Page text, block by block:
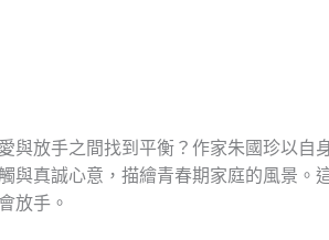
放手之間找到平衡？作家朱國珍以自
真誠心意，描繪青春期家庭的風景。
放手。